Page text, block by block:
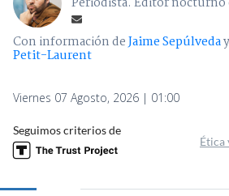
Con información deJaime Sepúlveday
Petit-Laurent
Viernes 07 Agosto, 2026 | 01:00
Seguimos criterios de
Ética